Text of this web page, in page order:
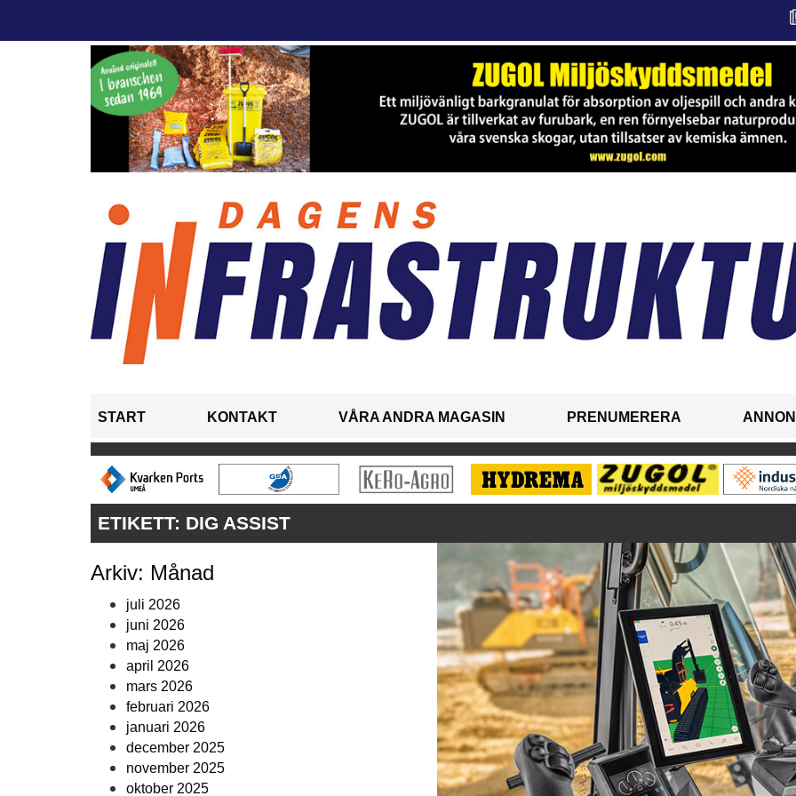
START KONTAKT VÅRA ANDRA MAGASIN PRENUMERERA
ETIKETT: DIG ASSIST
Arkiv: Månad
juli 2026
juni 2026
maj 2026
april 2026
mars 2026
februari 2026
januari 2026
december 2025
november 2025
oktober 2025